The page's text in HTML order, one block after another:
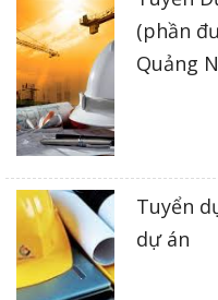
(phần
Quảng
Tuyển
dự án